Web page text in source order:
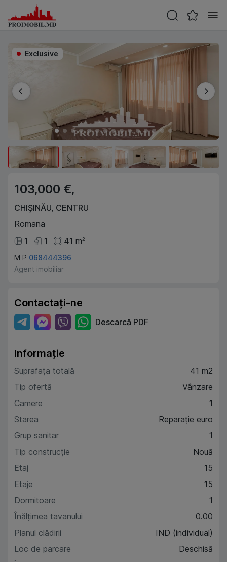
Exclusive
103,000 €,
CHIȘINĂU, CENTRU
Romana
1
1 41 m2
M P 068444396
Agent imobiliar
Contactați-ne
Descarcă PDF
Informație
Suprafața totală
41 m2
Tip ofertă
Vânzare
Camere
1
Starea
Reparație euro
Grup sanitar
1
Tip construcție
Nouă
Etaj
15
Etaje
15
Dormitoare
1
Înălțimea tavanului
0.00
Planul clădirii
IND (individual)
Loc de parcare
Deschisă